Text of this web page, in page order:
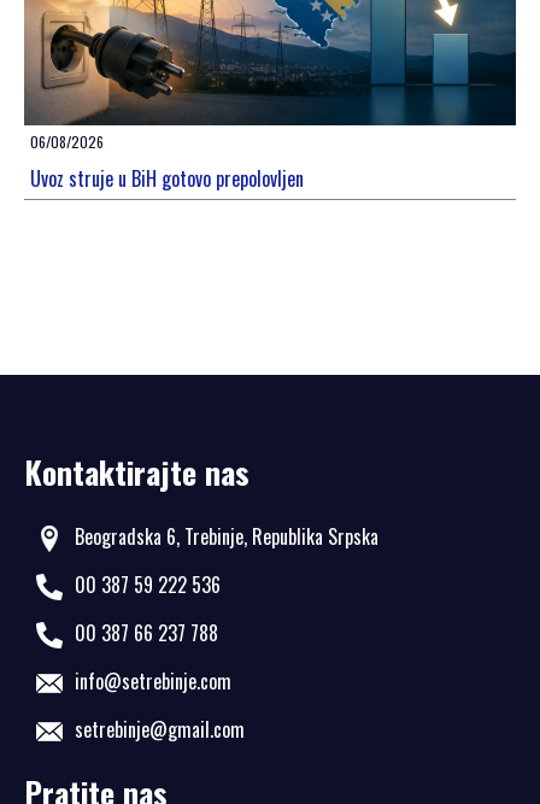
06/08/2026
Uvoz struje u BiH gotovo prepolovljen
Kontaktirajte nas
Beogradska 6, Trebinje, Republika Srpska
00 387 59 222 536
00 387 66 237 788
info@setrebinje.com
setrebinje@gmail.com
Pratite nas